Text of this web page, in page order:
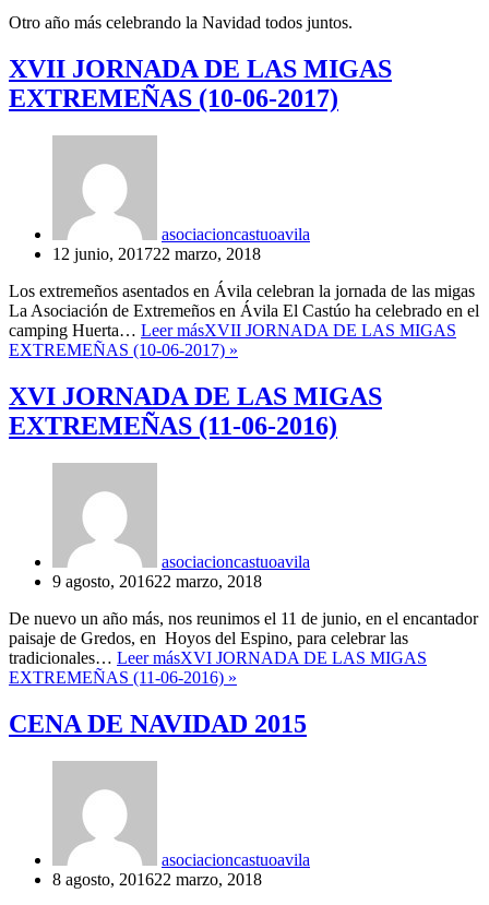
Otro año más celebrando la Navidad todos juntos.
XVII JORNADA DE LAS MIGAS
EXTREMEÑAS (10-06-2017)
asociacioncastuoavila
12 junio, 201722 marzo, 2018
Los extremeños asentados en Ávila celebran la jornada de las migas
La Asociación de Extremeños en Ávila El Castúo ha celebrado en el
camping Huerta… Leer másXVII JORNADA DE LAS MIGAS
EXTREMEÑAS (10-06-2017) »
XVI JORNADA DE LAS MIGAS
EXTREMEÑAS (11-06-2016)
asociacioncastuoavila
9 agosto, 201622 marzo, 2018
De nuevo un año más, nos reunimos el 11 de junio, en el encantador
paisaje de Gredos, en Hoyos del Espino, para celebrar las
tradicionales… Leer másXVI JORNADA DE LAS MIGAS
EXTREMEÑAS (11-06-2016) »
CENA DE NAVIDAD 2015
asociacioncastuoavila
8 agosto, 201622 marzo, 2018